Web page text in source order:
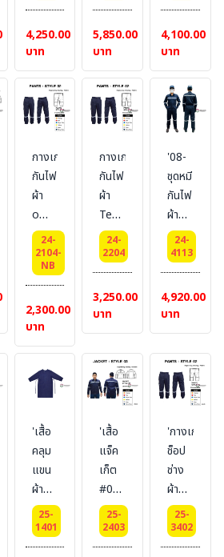
700AI
แบบ
คล้อง
คอ
ผูก
เอว
ขนาด
140
cm.
4,250.00
บาท
ผ้า
TENCASAFE
PLUS
700AI
ไม่
เสริม
ซับ
BESTSAFE
5,850.00
บาท
ผ้า
6.0
Oz.ไม่
เสริม
ซับ
ยี่ห้อ
4,100.00
บาท
กางเกง
กันไฟ
ผ้า
omniweave
6.0
oz
Style
02 (มี
จีบ)
ยี่ห้อ
Bestsafe
สี :
กรม
24-
2104-
NB
2,300.00
บาท
กางเกง
กันไฟ
ผ้า
Tencasafe
Plus
700AI
Style
02 (มี
จีบ)
ยี่ห้อ
Bestsafe
24-
2204
3,250.00
บาท
'08-
ชุดหมี
กันไฟ
ผ้า
6.0
oz
Premium
แบบ
Style
08
ยี่ห้อ
Bestsafe
24-
4113
4,920.00
บาท
'เสื้อ
คลุม
แขน
ผ้า
ยาว
(เอี้
ยมมี
25-
1401
'เสื้อ
แจ็ค
เก็ต
#03
ผ้ากัน
ไฟ
+กัน
25-
2403
'กางเกง
ช็อป
ช่าง
ผ้ากัน
ไฟ
TOPSAFE
25-
3402